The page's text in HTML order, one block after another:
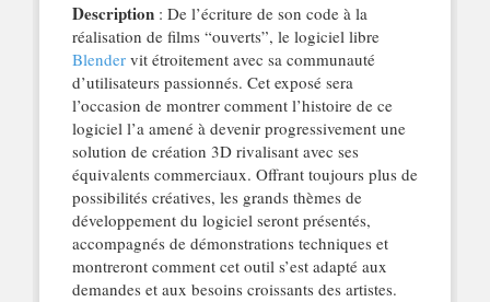
Description: De l’écriture de son code à la
réalisation de films “ouverts”, le logiciel libre
Blendervit étroitement avec sa communauté
d’utilisateurs passionnés. Cet exposé sera
l’occasion de montrer comment l’histoire de ce
logiciel l’a amené à devenir progressivement une
solution de création 3D rivalisant avec ses
équivalents commerciaux. Offrant toujours plus de
possibilités créatives, les grands thèmes de
développement du logiciel seront présentés,
accompagnés de démonstrations techniques et
montreront comment cet outil s’est adapté aux
demandes et aux besoins croissants des artistes.